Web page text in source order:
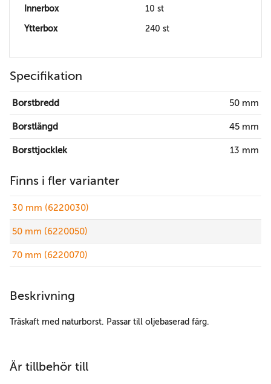
Innerbox 10 st
Ytterbox 240 st
Specifikation
Borstbredd 50 mm
Borstlängd 45 mm
Borsttjocklek 13 mm
Finns i fler varianter
30 mm (6220030)
50 mm (6220050)
70 mm (6220070)
Beskrivning
Träskaft med naturborst. Passar till oljebaserad färg.
Är tillbehör till